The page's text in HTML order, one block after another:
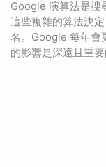
Google 演算法是搜
這些複雜的算法決
名。Google 每年會
的影響是深遠且重要